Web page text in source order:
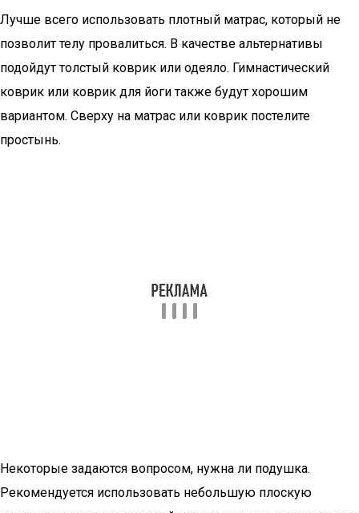
Лучше всего использовать плотный матрас, который не
позволит телу провалиться. В качестве альтернативы
подойдут толстый коврик или одеяло. Гимнастический
коврик или коврик для йоги также будут хорошим
вариантом. Сверху на матрас или коврик постелите
простынь.
Некоторые задаются вопросом, нужна ли подушка.
Рекомендуется использовать небольшую плоскую